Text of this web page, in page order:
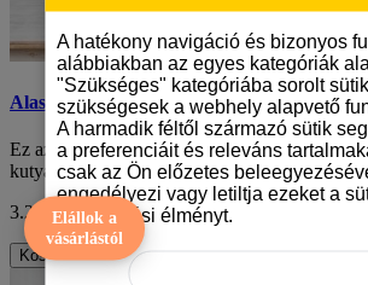
Alaszkai malamut mintás bögre
Ez az alaszkai malamut mintás bögre egy
kutyaszerető számára. A bögre fehér alapj..
3.290 FtÁFA nélkül: 2.591 Ft
Kosárba
Elállok a
vásárlástól
A hatékony navigáció és bizonyos
alábbiakban az egyes kategóriák
"Szükséges" kategóriába sorolt
szükségesek a webhely alapvető
A harmadik féltől származó sütik
a preferenciáit és releváns
csak az Ön előzetes
engedélyezi vagy letiltja ezeket a
böngészési élményt.